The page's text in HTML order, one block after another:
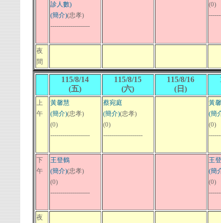
診人數)
(簡介)(忠孝)
--------------------
(0)
夜
間
115/8/14
(五)
115/8/15
(六)
115/8/16
(日)
上
午
黃馨慧
(簡介)(忠孝)
(0)
--------------------
蔡宛庭
(簡介)(忠孝)
(0)
--------------------
黃
(簡
(0)
下
午
王登鶴
(簡介)(忠孝)
(0)
--------------------
王
(簡
(0)
夜